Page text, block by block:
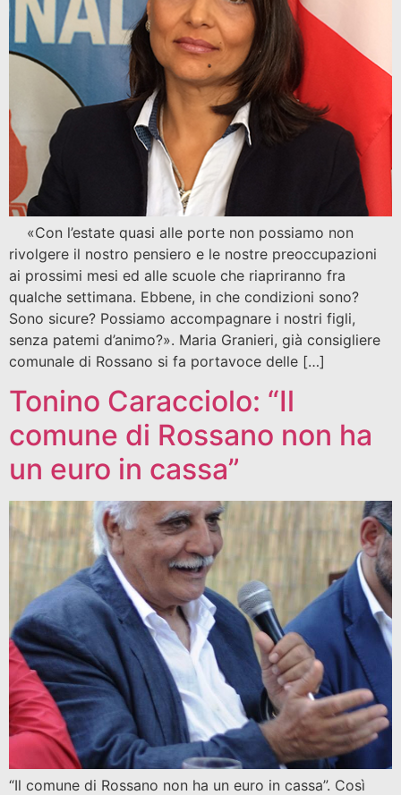
«Con l’estate quasi alle porte non possiamo non
rivolgere il nostro pensiero e le nostre preoccupazioni
ai prossimi mesi ed alle scuole che riapriranno fra
qualche settimana. Ebbene, in che condizioni sono?
Sono sicure? Possiamo accompagnare i nostri figli,
senza patemi d’animo?». Maria Granieri, già consigliere
comunale di Rossano si fa portavoce delle […]
Tonino Caracciolo: “Il
comune di Rossano non ha
un euro in cassa”
“Il comune di Rossano non ha un euro in cassa”. Così